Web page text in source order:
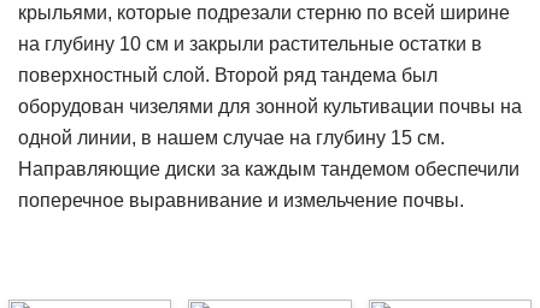
крыльями, которые подрезали стерню по всей ширине
на глубину 10 см и закрыли растительные остатки в
поверхностный слой. Второй ряд тандема был
оборудован чизелями для зонной культивации почвы на
одной линии, в нашем случае на глубину 15 см.
Направляющие диски за каждым тандемом обеспечили
поперечное выравнивание и измельчение почвы.